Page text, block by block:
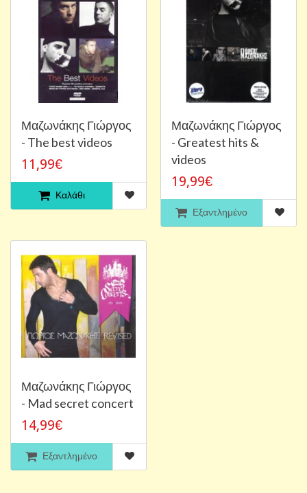
Μαζωνάκης Γιώργος
- The best videos
11,99€
Καλάθι
Μαζωνάκης Γιώργος
- Greatest hits &
videos
19,99€
Εξαντλημένο
Μαζωνάκης Γιώργος
- Mad secret concert
14,99€
Εξαντλημένο